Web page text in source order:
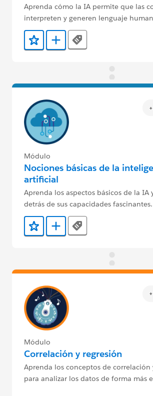
Aprenda cómo la IA permite que las
interpreten y generen lenguaje
Agregar a favoritos
Agregar a Trailmix
Tags
Módulo
Nociones básicas de la
artificial
Aprenda los aspectos básicos de la IA
detrás de sus capacidades fascinantes.
Agregar a favoritos
Agregar a Trailmix
Tags
Módulo
Correlación y regresión
Aprenda los conceptos de correlación
para analizar los datos de forma más